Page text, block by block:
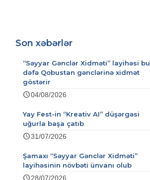
Son xəbərlər
“Səyyar Gənclər Xidməti” layihəsi bu
dəfə Qobustan gənclərinə xidmət
göstərir
04/08/2026
Yay Fest-in “Kreativ AI” düşərgəsi
uğurla başa çatıb
31/07/2026
Şamaxı “Səyyar Gənclər Xidməti”
layihəsinin növbəti ünvanı olub
28/07/2026